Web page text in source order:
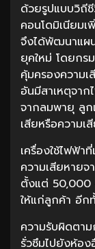
ด้วยรูปแบบวิถี
คอนโดมิเนียม
จึงได้พัฒนาแผ
ยุคใหม่ โดยกร
คุ้มครองความ
อันมีสาเหตุจา
จากลมพายุ ลู
เสียหรือความเ
เครื่องใช้ไฟฟ้า
ความเสียหายจ
ตั้งแต่ 50,000
ให้แก่ลูกค้า อี
ความรับผิดตา
รั่วซึมไปยังห้อ